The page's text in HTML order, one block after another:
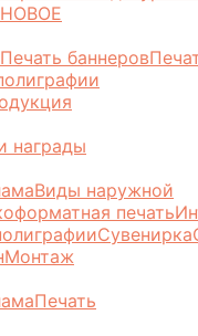
НОВОЕ
Печать баннеров
награды
Виды наружной
печать
Сувенирка
Монтаж
Печать